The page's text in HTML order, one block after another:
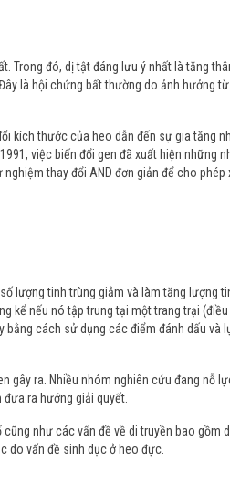
Trong đó, dị tật đáng lưu ý nhất là tăng
là hội chứng bất thường do ảnh hưởng
kích thước của heo dẫn đến sự gia tăng
việc biến đổi gen đã xuất hiện những
thay đổi AND đơn giản để cho
lượng tinh trùng giảm và làm tăng lượng
kể nếu nó tập trung tại một trang trại
cách sử dụng các điểm đánh dấu và
gây ra. Nhiều nhóm nghiên cứu đang nỗ
ra hướng giải quyết.
như các vấn đề về di truyền bao gồm
do vấn đề sinh dục ở heo đực.